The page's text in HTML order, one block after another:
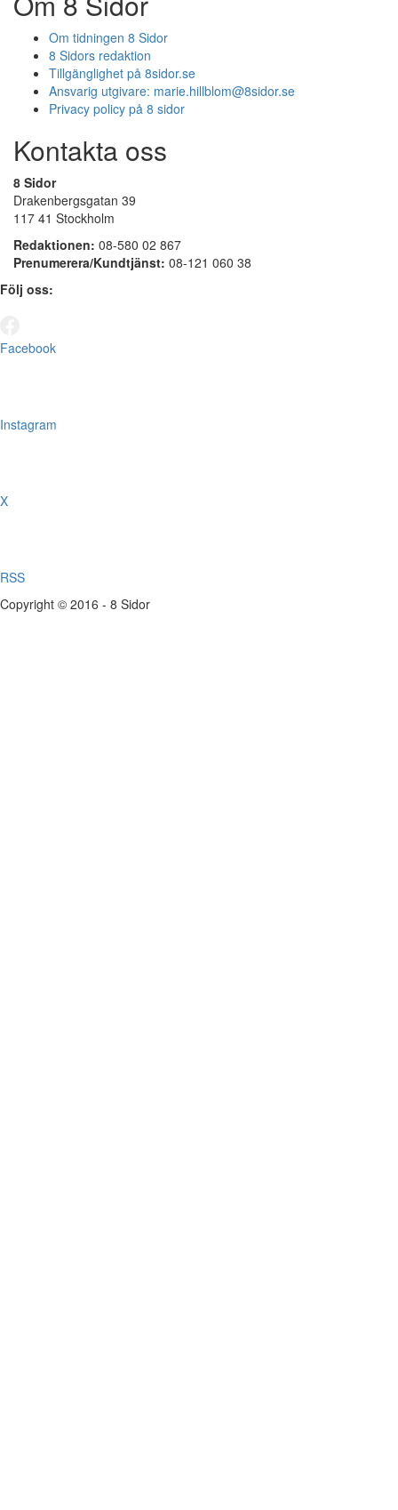
Om tidningen 8 Sidor
8 Sidors redaktion
Tillgänglighet på 8sidor.se
Ansvarig utgivare: marie.hillblom@8sidor.se
Privacy policy på 8 sidor
Kontakta oss
8 Sidor
Drakenbergsgatan 39
117 41 Stockholm
Redaktionen: 08-580 02 867
Prenumerera/Kundtjänst: 08-121 060 38
Följ oss:
Facebook
Instagram
X
RSS
Copyright © 2016 - 8 Sidor